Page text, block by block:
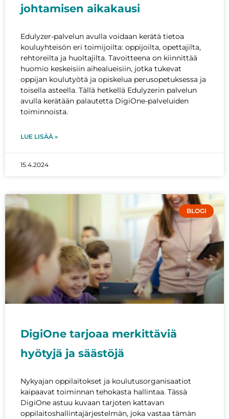
johtamisen aikakausi
Edulyzer-palvelun avulla voidaan kerätä tietoa
kouluyhteisön eri toimijoilta: oppijoilta, opettajilta,
rehtoreilta ja huoltajilta. Tavoitteena on kiinnittää
huomio keskeisiin aihealueisiin, jotka tukevat
oppijan koulutyötä ja opiskelua perusopetuksessa ja
toisella asteella. Tällä hetkellä Edulyzerin palvelun
avulla kerätään palautetta DigiOne-palveluiden
toiminnoista.
LUE LISÄÄ »
15.4.2024
BLOGI
DigiOne tarjoaa merkittäviä
hyötyjä ja säästöjä
Nykyajan oppilaitokset ja koulutusorganisaatiot
kaipaavat toiminnan tehokasta hallintaa. Tässä
DigiOne astuu kuvaan tarjoten kattavan
oppilaitoshallintajärjestelmän, joka vastaa tämän